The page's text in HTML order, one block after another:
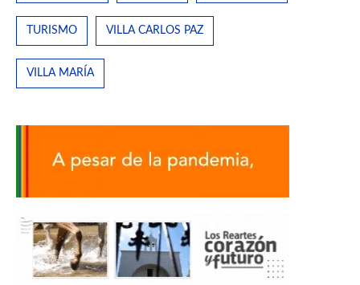
TURISMO VILLA CARLOS PAZ
VILLA MARÍA